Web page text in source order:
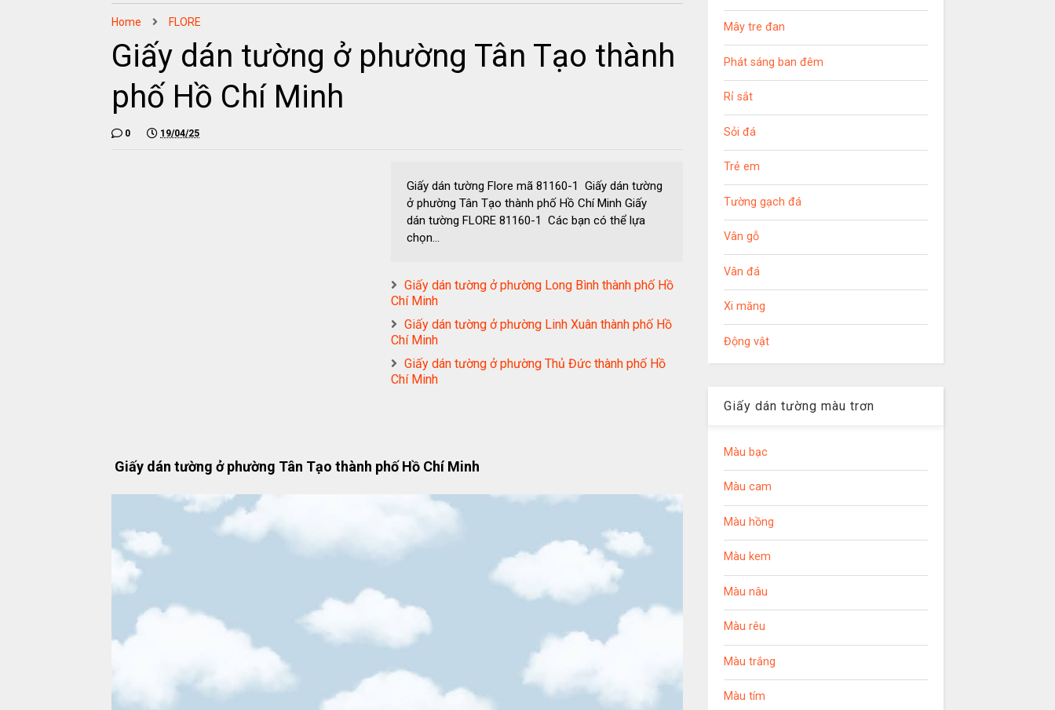
Home FLORE
Giấy dán tường ở phường Tân Tạo thành
phố Hồ Chí Minh
0 19/04/25
Giấy dán tường Flore mã 81160-1 Giấy dán tường
ở phường Tân Tạo thành phố Hồ Chí Minh Giấy
dán tường FLORE 81160-1 Các bạn có thể lựa
chọn...
Giấy dán tường ở phường Long Bình thành phố Hồ
Chí Minh
Giấy dán tường ở phường Linh Xuân thành phố Hồ
Chí Minh
Giấy dán tường ở phường Thủ Đức thành phố Hồ
Chí Minh
Giấy dán tường ở phường Tân Tạo thành phố Hồ Chí Minh
Mây tre đan
Phát sáng ban đêm
Rỉ sắt
Sỏi đá
Trẻ em
Tường gạch đá
Vân gỗ
Vân đá
Xi măng
Động vật
Giấy dán tường màu trơn
Màu bạc
Màu cam
Màu hồng
Màu kem
Màu nâu
Màu rêu
Màu trắng
Màu tím